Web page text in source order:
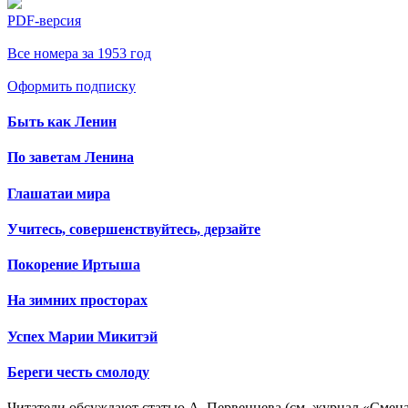
PDF-версия
Все номера за 1953 год
Оформить подписку
Быть как Ленин
По заветам Ленина
Глашатаи мира
Учитесь, совершенствуйтесь, дерзайте
Покорение Иртыша
На зимних просторах
Успех Марии Микитэй
Береги честь смолоду